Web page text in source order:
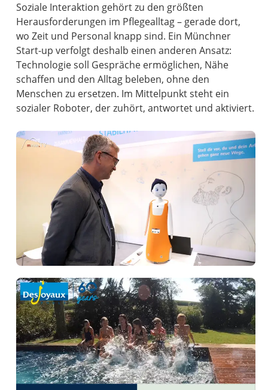
Soziale Interaktion gehört zu den größten
Herausforderungen im Pflegealltag – gerade dort,
wo Zeit und Personal knapp sind. Ein Münchner
Start-up verfolgt deshalb einen anderen Ansatz:
Technologie soll Gespräche ermöglichen, Nähe
schaffen und den Alltag beleben, ohne den
Menschen zu ersetzen. Im Mittelpunkt steht ein
sozialer Roboter, der zuhört, antwortet und aktiviert.